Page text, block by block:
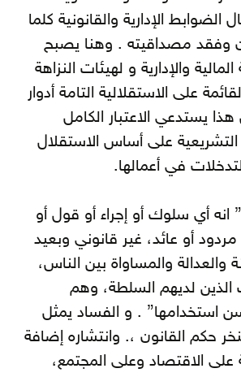
الضوابط الإدارية والقانونية كلما
وفقد مصداقيته . وهنا يصبح
والإدارية و لهيئات النزاهة
على الاستقلالية التامة أدوار
هذا يستدعي الاعتبار الكامل
على أساس الاستقلال
في أعمالها.
انه أي سلوك أو إجراء أو قول أو
أو عائد، غير قانوني وبعيد
والعدالة والمساواة بين الناس،
لديهم السلطة، وهم
استخدامها” . و الفساد يمثل
حكم القانون ،. وانتشاره إضافة
على الاقتصاد وعلى المجتمع،